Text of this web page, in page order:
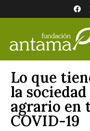
Lo que
la
agrario en
COVID-19